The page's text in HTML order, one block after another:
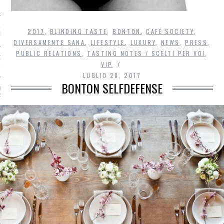
– AUTUMN STYLE
CHIAMA ITALIA.
STRAVINCE. BRAVO E
VINCE E DIVENTA
DALL’AREA
RECENTI
2017 BLINDING TASTE ,BONTON ,CAFÉ SOCIETY
DIVERSAMENTE SANA
,LIFESTYLE LUXURY NEWS ,PRESS
PUBLIC RELATIONS
TASTING NOTES / SCELTI PER VOI
VIP
LUGLIO 28, 2017
BONTON SELFDEFENSE